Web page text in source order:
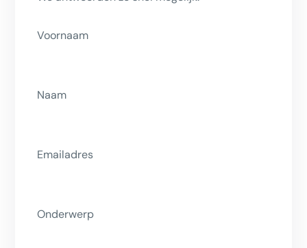
Voornaam
Naam
Emailadres
Onderwerp